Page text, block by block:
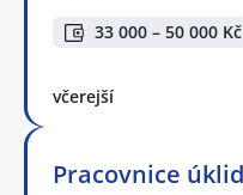
33 000 – 50 000 Kč
včerejší
Pracovnice